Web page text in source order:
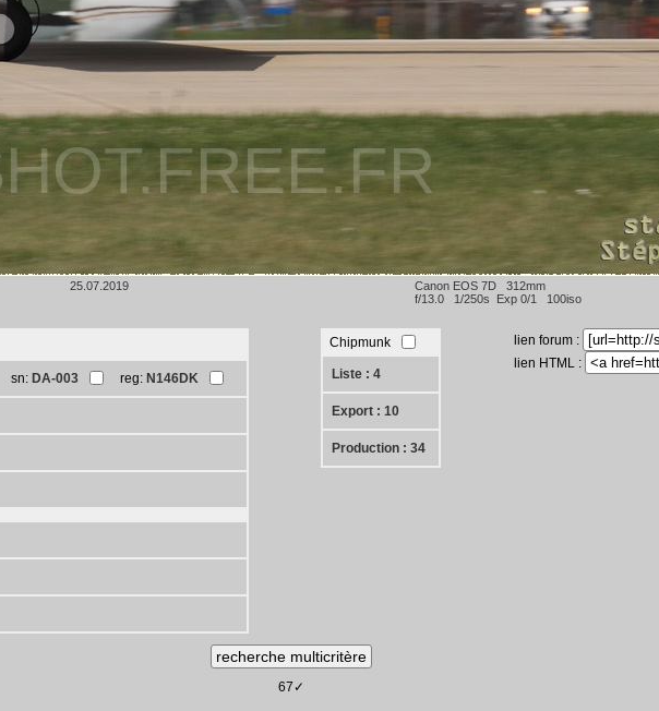
25.07.2019
Canon EOS 7D 312mm
f/13.0 1/250s Exp 0/1 100iso
sn: DA-003 reg: N146DK
Chipmunk
Liste : 4
Export : 10
Production : 34
lien forum :
lien HTML :
67✓